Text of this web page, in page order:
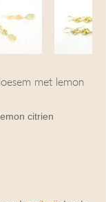
met lemon
citrien